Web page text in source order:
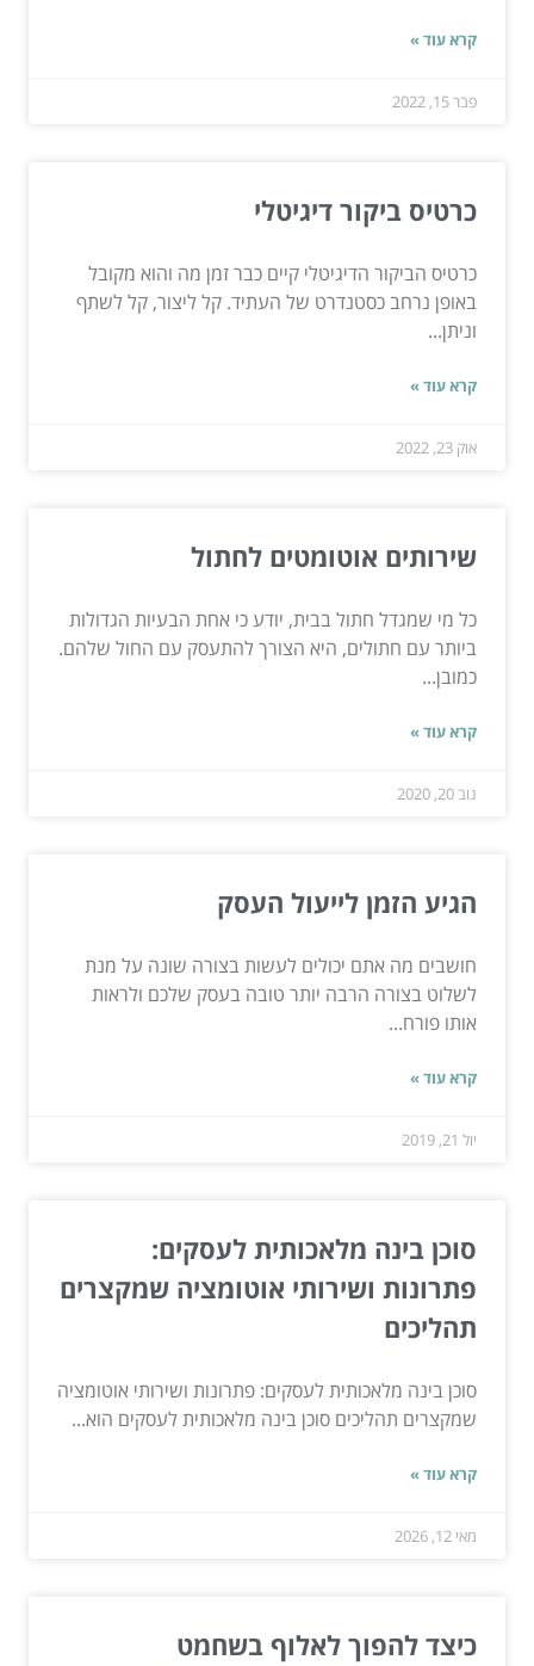
קרא עוד »
פבר 15, 2022
כרטיס ביקור דיגיטלי
כרטיס הביקור הדיגיטלי קיים כבר זמן מה והוא מקובל
באופן נרחב כסטנדרט של העתיד. קל ליצור, קל לשתף
וניתן...
קרא עוד »
אוק 23, 2022
שירותים אוטומטים לחתול
כל מי שמגדל חתול בבית, יודע כי אחת הבעיות הגדולות
ביותר עם חתולים, היא הצורך להתעסק עם החול שלהם.
כמובן...
קרא עוד »
נוב 20, 2020
הגיע הזמן לייעול העסק
חושבים מה אתם יכולים לעשות בצורה שונה על מנת
לשלוט בצורה הרבה יותר טובה בעסק שלכם ולראות
אותו פורח...
קרא עוד »
יול 21, 2019
סוכן בינה מלאכותית לעסקים:
פתרונות ושירותי אוטומציה שמקצרים
תהליכים
סוכן בינה מלאכותית לעסקים: פתרונות ושירותי אוטומציה
שמקצרים תהליכים סוכן בינה מלאכותית לעסקים הוא...
קרא עוד »
מאי 12, 2026
כיצד להפוך לאלוף בשחמט